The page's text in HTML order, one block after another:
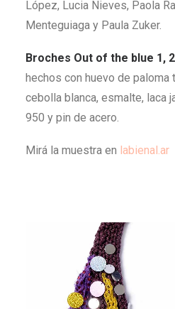
López, Lucia Nieves, Paola
Menteguiaga y Paula Zuker.
Broches Out of the blue 1,
hechos con huevo de paloma
cebolla blanca, esmalte, laca
950 y pin de acero.
Mirá la muestra en labienal.ar